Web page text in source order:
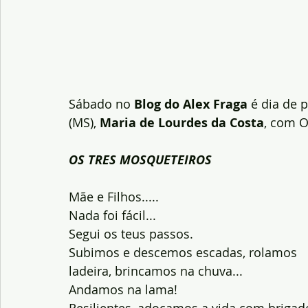
Sábado no Blog do Alex Fraga é dia de
(MS), Maria de Lourdes da Costa, com
OS TRES MOSQUETEIROS
Mãe e Filhos.....
Nada foi fácil...
Segui os teus passos.
Subimos e descemos escadas, rolamos
ladeira, brincamos na chuva...
Andamos na lama!